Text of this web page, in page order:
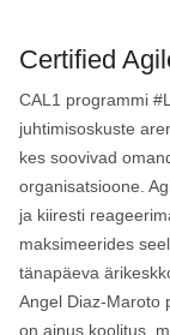
Certified
CAL1 programmi
juhtimisoskuste
kes soovivad
organisatsioone.
ja kiiresti
maksimeerides
tänapäeva
Angel Diaz-Maroto
on ainus koolitus,